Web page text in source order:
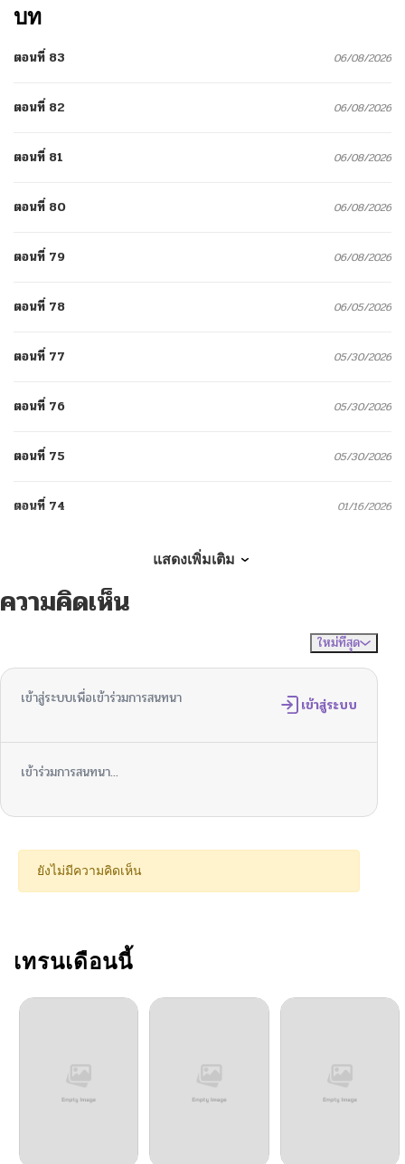
บท
ตอนที่ 83 06/08/2026
ตอนที่ 82 06/08/2026
ตอนที่ 81 06/08/2026
ตอนที่ 80 06/08/2026
ตอนที่ 79 06/08/2026
ตอนที่ 78 06/05/2026
ตอนที่ 77 05/30/2026
ตอนที่ 76 05/30/2026
ตอนที่ 75 05/30/2026
ตอนที่ 74 01/16/2026
ตอนที่ 72
12/26/2025
ตอนที่ 70 12/19/2025
12/08/2025
ตอนที่ 67 12/07/2025
ตอนที่ 65
ตอนที่ 64
ตอนที่ 62 11/28/2025
ตอนที่ 61
แสดงเพิ่มเติม
ความคิดเห็น
ใหม่ที่สุด
เข้าสู่ระบบเพื่อเข้าร่วมการสนทนา เข้าสู่ระบบ
เข้าร่วมการสนทนา...
ยังไม่มีความคิดเห็น
เทรนเดือนนี้